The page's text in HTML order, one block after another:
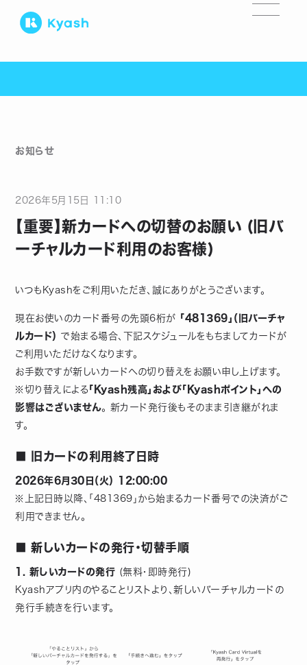
お知らせ
2026年 5月 15 日 11:10
【重要】新カードへの切替のお願い (旧バ
ーチャルカード利用のお客様)
いつもKyashをご利用いただき、誠にありがとうございます。
現在お使いのカード番号の先頭6桁が 「481369」（旧バーチャ
ルカード） で始まる場合、下記スケジュールをもちましてカードが
ご利用いただけなくなります。
お手数ですが新しいカードへの切り替えをお願い申し上げます。
※切り替えによる 「Kyash残高」および「Kyashポイント」への
影響はございません。 新カード発行後もそのまま引き継がれま
す。
■ 旧カードの利用終了日時
2026年6月30日（火） 12:00:00
※上記日時以降、「481369」から始まるカード番号での決済がご
利用できません。
■ 新しいカードの発行・切替手順
1. 新しいカードの発行 (無料・即時発行)
Kyashアプリ内のやることリストより、新しいバーチャルカードの
発行手続きを行います。